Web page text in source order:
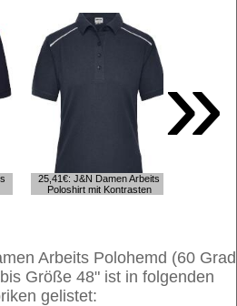
25,41€: J&N Damen Arbeits
Poloshirt mit Kontrasten
»
Arbeits Polohemd (60 Grad
Größe 48" ist in folgenden
gelistet: